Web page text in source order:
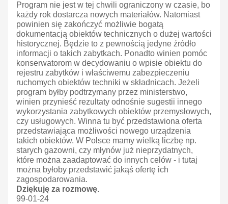
Program nie jest w tej chwili ograniczony w czasie, bo
każdy rok dostarcza nowych materiałów. Natomiast
powinien się zakończyć możliwie bogatą
dokumentacją obiektów technicznych o dużej wartości
historycznej. Będzie to z pewnością jedyne źródło
informacji o takich zabytkach. Ponadto winien pomóc
konserwatorom w decydowaniu o wpisie obiektu do
rejestru zabytków i właściwemu zabezpieczeniu
ruchomych obiektów techniki w składnicach. Jeżeli
program byłby podtrzymany przez ministerstwo,
winien przynieść rezultaty odnośnie sugestii innego
wykorzystania zabytkowych obiektów przemysłowych,
czy usługowych. Winna tu być przedstawiona oferta
przedstawiająca możliwości nowego urządzenia
takich obiektów. W Polsce mamy wielką liczbę np.
starych gazowni, czy młynów już nieprzydatnych,
które można zaadaptować do innych celów - i tutaj
można byłoby przedstawić jakąś ofertę ich
zagospodarowania.
Dziękuję za rozmowę.
99-01-24